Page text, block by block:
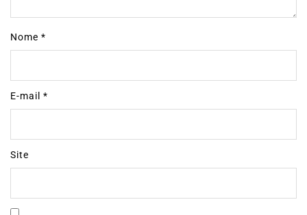
Nome *
E-mail *
Site